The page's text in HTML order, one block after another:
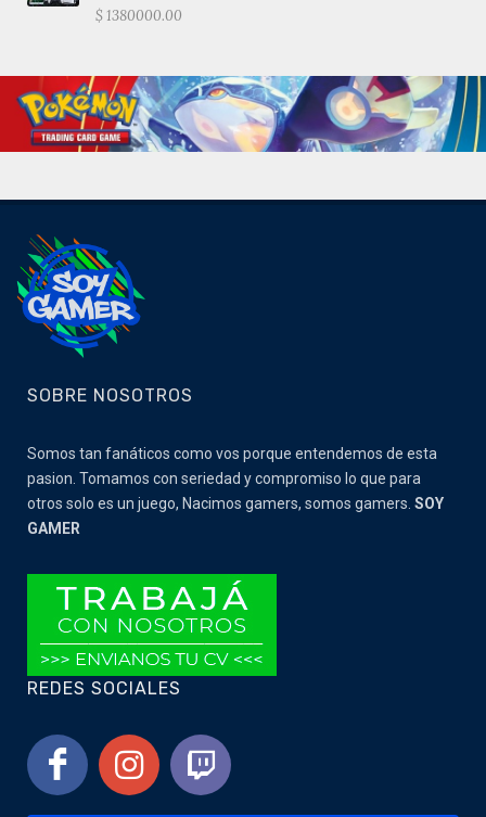
$ 1380000.00
SOBRE NOSOTROS
Somos tan fanáticos como vos porque entendemos de esta
pasion. Tomamos con seriedad y compromiso lo que para
otros solo es un juego, Nacimos gamers, somos gamers. SOY
GAMER
REDES SOCIALES